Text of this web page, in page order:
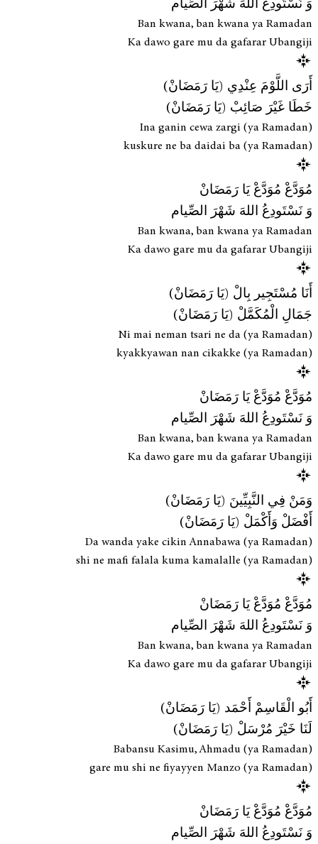
وَ نَسْتَودِعُ اللهَ شَهْرَ الصِّيام
Ban kwana, ban kwana ya Ramadan
Ka dawo gare mu da gafarar Ubangiji
أَرَى اللَّوْمَ عِنْدِي (يَا رَمَضَانْ)
خَطَا غَيْرَ صَائِبْ (يَا رَمَضَانْ)
Ina ganin cewa zargi (ya Ramadan)
kuskure ne ba daidai ba (ya Ramadan)
مُوَدَّعْ مُوَدَّعْ يَا رَمَضَانْ
وَ نَسْتَودِعُ اللهَ شَهْرَ الصِّيام
Ban kwana, ban kwana ya Ramadan
Ka dawo gare mu da gafarar Ubangiji
أَنَا مُسْتَجِير بِالْ (يَا رَمَضَانْ)
جَمَالِ الْمُكَمَّلْ (يَا رَمَضَانْ)
Ni mai neman tsari ne da (ya Ramadan)
kyakkyawan nan cikakke (ya Ramadan)
مُوَدَّعْ مُوَدَّعْ يَا رَمَضَانْ
وَ نَسْتَودِعُ اللهَ شَهْرَ الصِّيام
Ban kwana, ban kwana ya Ramadan
Ka dawo gare mu da gafarar Ubangiji
وَمَنْ فِي النَّبِيِّينَ (يَا رَمَضَانْ)
أَفْضَلْ وَأَكْمَلْ (يَا رَمَضَانْ)
Da wanda yake cikin Annabawa (ya Ramadan)
shi ne mafi falala kuma kamalalle (ya Ramadan)
مُوَدَّعْ مُوَدَّعْ يَا رَمَضَانْ
وَ نَسْتَودِعُ اللهَ شَهْرَ الصِّيام
Ban kwana, ban kwana ya Ramadan
Ka dawo gare mu da gafarar Ubangiji
أَبُو الْقَاسِمْ أَحْمَد (يَا رَمَضَانْ)
لَنَا خَيْرَ مُرْسَلْ (يَا رَمَضَانْ)
Babansu Kasimu, Ahmadu (ya Ramadan)
gare mu shi ne fiyayyen Manzo (ya Ramadan)
مُوَدَّعْ مُوَدَّعْ يَا رَمَضَانْ
وَ نَسْتَودِعُ اللهَ شَهْرَ الصِّيام